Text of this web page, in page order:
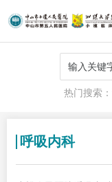
热门搜索：
呼吸内科